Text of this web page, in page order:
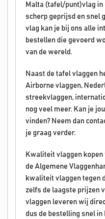
Malta (tafel/punt)vlag
scherp geprijsd en snel
vlag kan je bij ons alle
bestellen die gevoerd
van de wereld.
Naast de tafel vlaggen
Airborne vlaggen,
streekvlaggen,
nog veel meer. Kan je
vinden? Neem dan
je graag verder.
Kwaliteit vlaggen
de Algemene
kwaliteit vlaggen tegen
zelfs de laagste prijzen
vlaggen leveren wij
dus de bestelling snel in